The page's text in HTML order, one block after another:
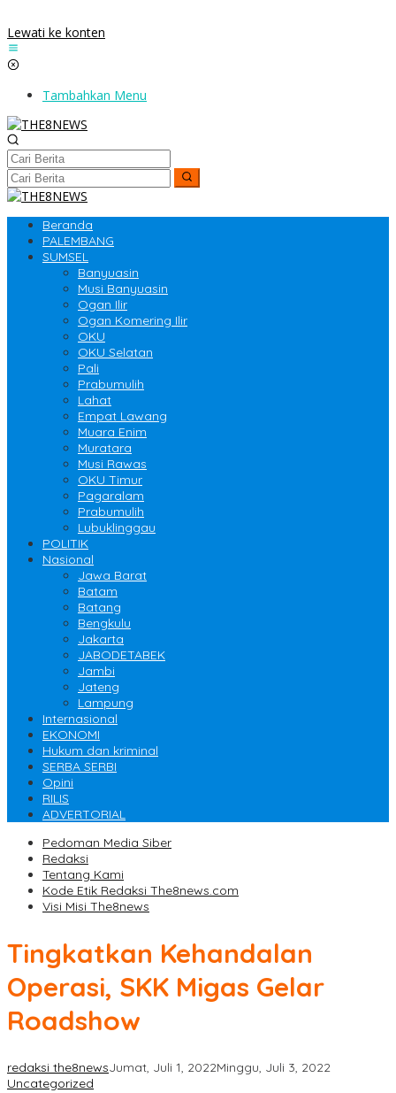
Lewati ke konten
Tambahkan Menu
Beranda
PALEMBANG
SUMSEL
Banyuasin
Musi Banyuasin
Ogan Ilir
Ogan Komering Ilir
OKU
OKU Selatan
Pali
Prabumulih
Lahat
Empat Lawang
Muara Enim
Muratara
Musi Rawas
OKU Timur
Pagaralam
Prabumulih
Lubuklinggau
POLITIK
Nasional
Jawa Barat
Batam
Batang
Bengkulu
Jakarta
JABODETABEK
Jambi
Jateng
Lampung
Internasional
EKONOMI
Hukum dan kriminal
SERBA SERBI
Opini
RILIS
ADVERTORIAL
Pedoman Media Siber
Redaksi
Tentang Kami
Kode Etik Redaksi The8news.com
Visi Misi The8news
Tingkatkan Kehandalan
Operasi, SKK Migas Gelar
Roadshow
redaksi the8newsJumat, Juli 1, 2022Minggu, Juli 3, 2022
Uncategorized